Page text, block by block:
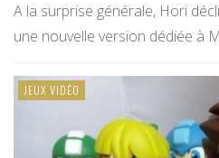
A la surprise générale, Hori
une nouvelle version dédiée à
JEUX VIDÉO